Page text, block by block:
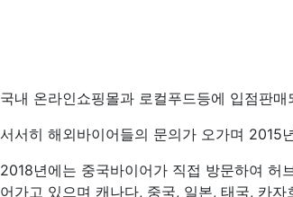
국내 온라인쇼핑몰과 로컬푸드등에 입점판
서서히 해외바이어들의 문의가 오가며 2015
2018년에는 중국바이어가 직접 방문하여 허
어가고 있으며 캐나다, 중국, 일본, 태국, 카